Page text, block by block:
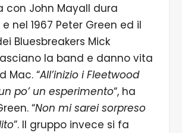
con John Mayall dura
nel 1967 Peter Green ed il
Bluesbreakers Mick
la band e danno vita
Mac. “All’inizio i Fleetwood
po’ un esperimento“, ha
“Non mi sarei sorpreso
”. Il gruppo invece si fa